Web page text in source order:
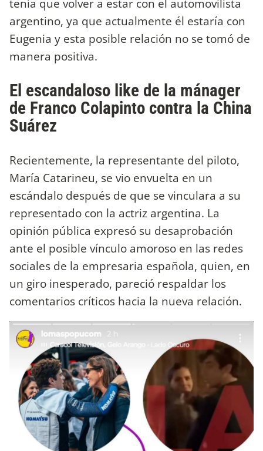
argentino, ya que actualmente él estaría con
Eugenia y esta posible relación no se tomó de
manera positiva.
El escandaloso like de la mánager
de Franco Colapinto contra la China
Suárez
Recientemente, la representante del piloto,
María Catarineu, se vio envuelta en un
escándalo después de que se vinculara a su
representado con la actriz argentina. La
opinión pública expresó su desaprobación
ante el posible vínculo amoroso en las redes
sociales de la empresaria española, quien, en
un giro inesperado, pareció respaldar los
comentarios críticos hacia la nueva relación.